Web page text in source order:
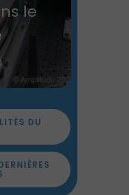
le
DU